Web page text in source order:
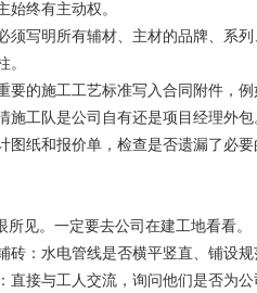
始终有主动权。
须写明所有辅材、主材的品牌、系
。
要的施工工艺标准写入合同附件，
施工队是公司自有还是项目经理外
图纸和报价单，检查是否遗漏了必
所见。一定要去公司在建工地看看。
砖：水电管线是否横平竖直、铺设
直接与工人交流，询问他们是否为